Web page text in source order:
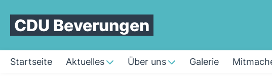
CDU Beverungen
Startseite Aktuelles Über uns Galerie